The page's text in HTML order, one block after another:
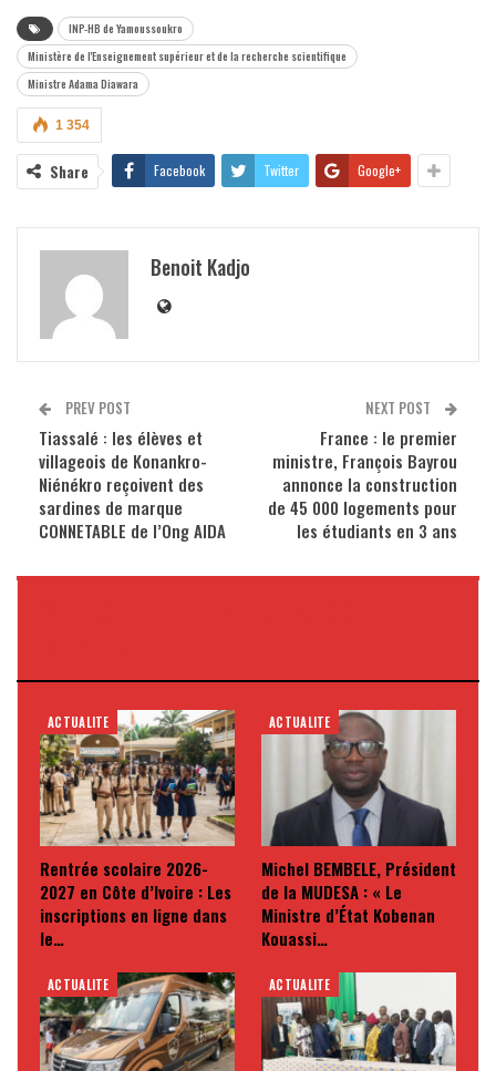
INP-HB de Yamoussoukro
Ministère de l'Enseignement supérieur et de la recherche scientifique
Ministre Adama Diawara
1 354
Share Facebook Twitter Google+
Benoit Kadjo
PREV POST
Tiassalé : les élèves et
villageois de Konankro-
Niénékro reçoivent des
sardines de marque
CONNETABLE de l’Ong AIDA
NEXT POST
France : le premier
ministre, François Bayrou
annonce la construction
de 45 000 logements pour
les étudiants en 3 ans
ACTUALITE
Rentrée scolaire 2026-
2027 en Côte d’Ivoire : Les
inscriptions en ligne dans
le…
ACTUALITE
Michel BEMBELE, Président
de la MUDESA : « Le
Ministre d’État Kobenan
Kouassi…
ACTUALITE ACTUALITE